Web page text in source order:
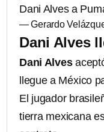
Dani Alves a
Dani Alves
Dani Alves
llegue a México
El jugador
tierra mexicana